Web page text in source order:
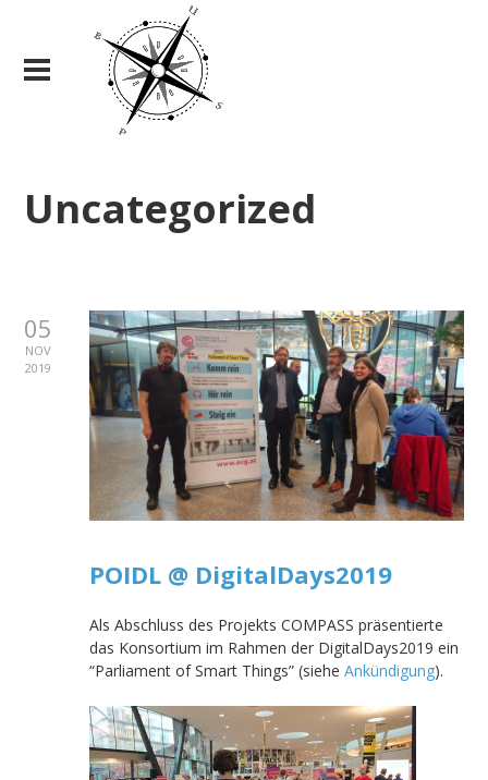
Uncategorized
05
NOV
2019
POIDL @ DigitalDays2019
Als Abschluss des Projekts COMPASS präsentierte
das Konsortium im Rahmen der DigitalDays2019 ein
“Parliament of Smart Things” (sieheAnkündigung).